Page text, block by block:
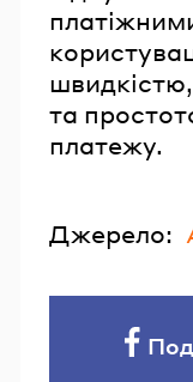
та
платежу.
Джерело: